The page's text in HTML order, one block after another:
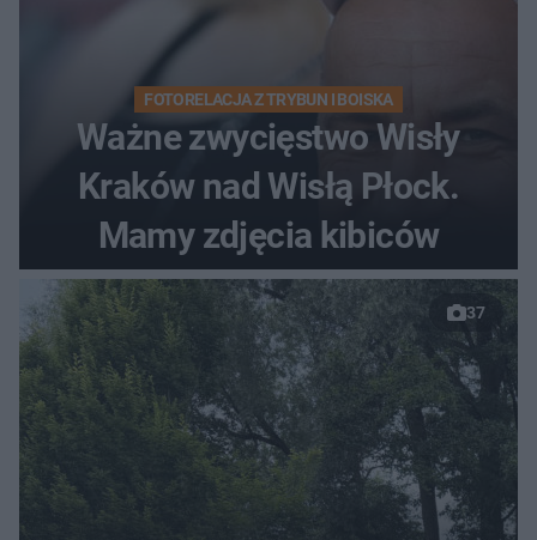
FOTORELACJA Z TRYBUN I BOISKA
Ważne zwycięstwo Wisły
Kraków nad Wisłą Płock.
Mamy zdjęcia kibiców
37